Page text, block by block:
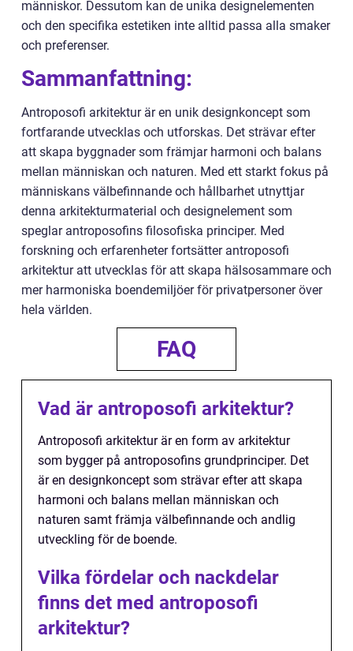
människor. Dessutom kan de unika designelementen
och den specifika estetiken inte alltid passa alla smaker
och preferenser.
Sammanfattning:
Antroposofi arkitektur är en unik designkoncept som
fortfarande utvecklas och utforskas. Det strävar efter
att skapa byggnader som främjar harmoni och balans
mellan människan och naturen. Med ett starkt fokus på
människans välbefinnande och hållbarhet utnyttjar
denna arkitekturmaterial och designelement som
speglar antroposofins filosofiska principer. Med
forskning och erfarenheter fortsätter antroposofi
arkitektur att utvecklas för att skapa hälsosammare och
mer harmoniska boendemiljöer för privatpersoner över
hela världen.
FAQ
Vad är antroposofi arkitektur?
Antroposofi arkitektur är en form av arkitektur
som bygger på antroposofins grundprinciper. Det
är en designkoncept som strävar efter att skapa
harmoni och balans mellan människan och
naturen samt främja välbefinnande och andlig
utveckling för de boende.
Vilka fördelar och nackdelar
finns det med antroposofi
arkitektur?